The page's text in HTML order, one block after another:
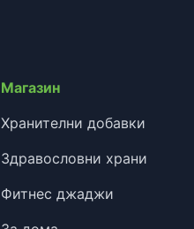
Магазин
Хранителни добавки
Здравословни храни
Фитнес джаджи